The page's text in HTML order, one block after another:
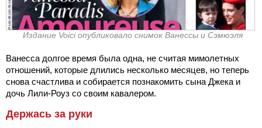
Издание Voici опубликовало снимок Ванессы и Сэмюэля
Ванесса долгое время была одна, не считая мимолетных
отношений, которые длились несколько месяцев, но теперь
снова счастлива и собирается познакомить сына Джека и
дочь Лили-Роуз со своим кавалером.
Держась за руки